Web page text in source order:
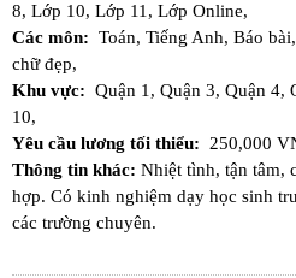
8, Lớp 10, Lớp 11, Lớp Online,
Các môn: Toán, Tiếng Anh, Báo bài,
chữ đẹp,
Khu vực: Quận 1, Quận 3, Quận 4,
10,
Yêu cầu lương tối thiểu:
250,000
Thông tin khác: Nhiệt tình, tận tâm,
hợp. Có kinh nghiệm dạy học sinh
các trường chuyên.